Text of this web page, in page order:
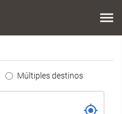
Múltiples destinos